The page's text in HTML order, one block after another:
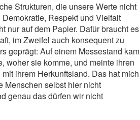
Strukturen, die unsere Werte nicht
Respekt und Vielfalt
nur auf dem Papier. Dafür braucht es
im Zweifel auch konsequent zu
geprägt: Auf einem Messestand kam
woher sie komme, und meinte ihren
ihrem Herkunftsland. Das hat mich
Menschen selbst hier nicht
genau das dürfen wir nicht